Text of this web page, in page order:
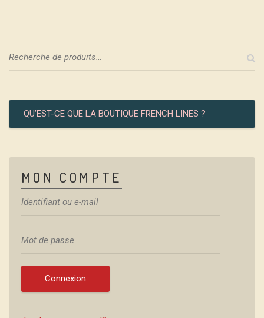
QU’EST-CE QUE LA BOUTIQUE FRENCH LINES ?
MON COMPTE
Connexion